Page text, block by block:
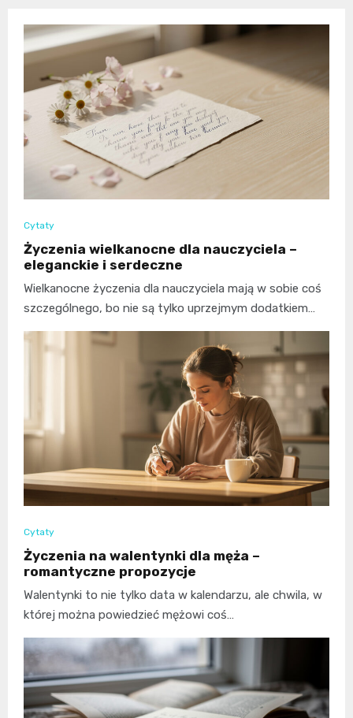
Cytaty
Życzenia wielkanocne dla nauczyciela –
eleganckie i serdeczne
Wielkanocne życzenia dla nauczyciela mają w sobie coś
szczególnego, bo nie są tylko uprzejmym dodatkiem…
Cytaty
Życzenia na walentynki dla męża –
romantyczne propozycje
Walentynki to nie tylko data w kalendarzu, ale chwila, w
której można powiedzieć mężowi coś…